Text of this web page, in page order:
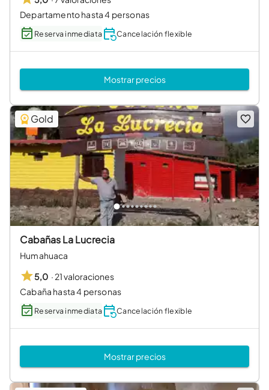
Departamento hasta 4 personas
Reserva inmediata Cancelación flexible
Mostrar precios
Gold
Cabañas La Lucrecia
Humahuaca
5,0 · 21 valoraciones
Cabaña hasta 4 personas
Reserva inmediata Cancelación flexible
Mostrar precios